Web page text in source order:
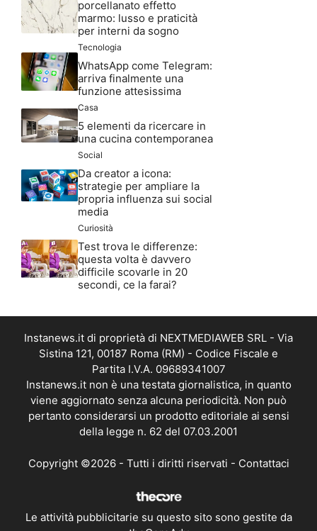
porcellanato effetto
marmo: lusso e praticità
per interni da sogno
Tecnologia
WhatsApp come Telegram:
arriva finalmente una
funzione attesissima
Casa
5 elementi da ricercare in
una cucina contemporanea
Social
Da creator a icona:
strategie per ampliare la
propria influenza sui social
media
Curiosità
Test trova le differenze:
questa volta è davvero
difficile scovarle in 20
secondi, ce la farai?
Instanews.it di proprietà di NEXTMEDIAWEB SRL - Via
Sistina 121, 00187 Roma (RM) - Codice Fiscale e
Partita I.V.A. 09689341007
Instanews.it non è una testata giornalistica, in quanto
viene aggiornato senza alcuna periodicità. Non può
pertanto considerarsi un prodotto editoriale ai sensi
della legge n. 62 del 07.03.2001
Copyright ©2026 - Tutti i diritti riservati - Contattaci
Le attività pubblicitarie su questo sito sono gestite da